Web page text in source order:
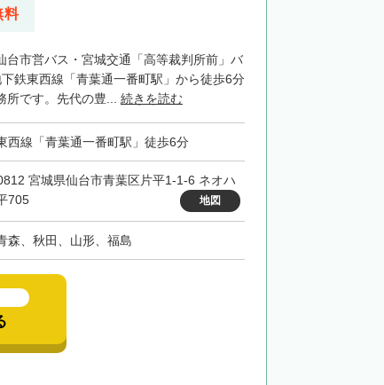
料
台市営バス・宮城交通「高等裁判所前」バ
鉄東西線「青葉通一番町駅」から徒歩6分
所です。先代の豊... 続きを読む
西線「青葉通一番町駅」徒歩6分
宮城県仙台市青葉区片平1-1-6 ネオハ
705
地図
森、秋田、山形、福島